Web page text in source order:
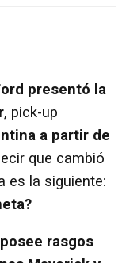
presentó la
, pick-up
a partir de
que cambió
es la siguiente:
posee rasgos